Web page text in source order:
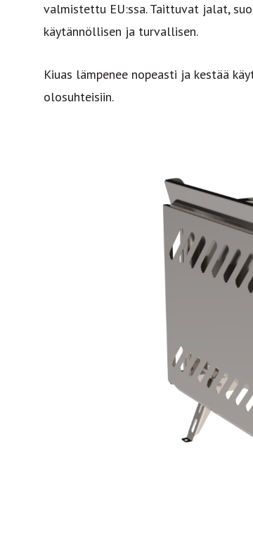
valmistettu EU:ssa. Taittuvat jalat,
käytännöllisen ja turvallisen.
Kiuas lämpenee nopeasti ja kestää
olosuhteisiin.